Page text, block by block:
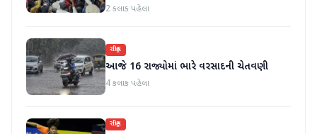
2 કલાક પહેલા
રાષ્ટ્રીય
આજે 16 રાજ્યોમાં ભારે વરસાદની ચેતવણી
4 કલાક પહેલા
રાષ્ટ્રીય